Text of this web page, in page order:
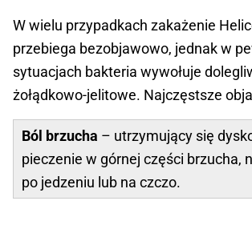
W wielu przypadkach zakażenie
przebiega bezobjawowo, jednak w
sytuacjach bakteria wywołuje
żołądkowo-jelitowe. Najczęstsze
Ból brzucha – utrzymujący się
pieczenie w górnej części brzucha,
po jedzeniu lub na czczo.